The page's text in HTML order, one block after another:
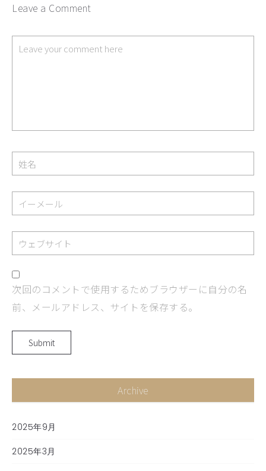
Leave a Comment
次回のコメントで使用するためブラウザーに自分の名
前、メールアドレス、サイトを保存する。
Archive
2025年9月
2025年3月